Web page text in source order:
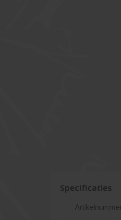
Specificaties
Artikelnummer